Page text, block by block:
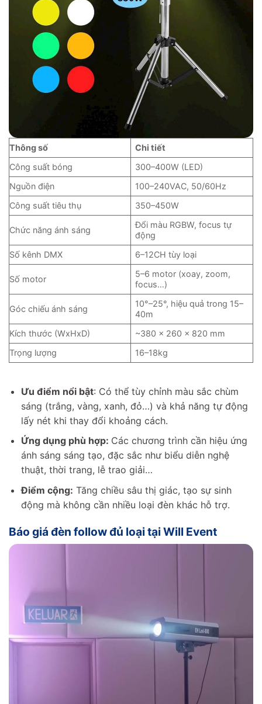
Thông số
Chi tiết
Công suất bóng
300–400W (LED)
Nguồn điện
100–240VAC, 50/60Hz
Công suất tiêu thụ
350–450W
Chức năng ánh sáng
Đổi màu RGBW, focus tự
động
Số kênh DMX
6–12CH tùy loại
Số motor
5–6 motor (xoay, zoom,
focus…)
Góc chiếu ánh sáng
10°–25°, hiệu quả trong 15–
40m
Kích thước (WxHxD)
~380 x 260 x 820 mm
Trọng lượng
16–18kg
Ưu điểm nổi bật: Có thể tùy chỉnh màu sắc chùm
sáng (trắng, vàng, xanh, đỏ…) và khả năng tự động
lấy nét khi thay đổi khoảng cách.
Ứng dụng phù hợp: Các chương trình cần hiệu ứng
ánh sáng sáng tạo, đặc sắc như biểu diễn nghệ
thuật, thời trang, lễ trao giải…
Điểm cộng: Tăng chiều sâu thị giác, tạo sự sinh
động mà không cần nhiều loại đèn khác hỗ trợ.
Báo giá đèn follow đủ loại tại Will Event